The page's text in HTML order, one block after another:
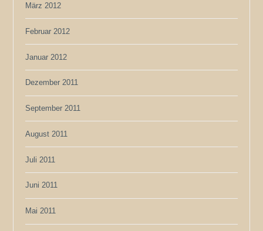
März 2012
Februar 2012
Januar 2012
Dezember 2011
September 2011
August 2011
Juli 2011
Juni 2011
Mai 2011